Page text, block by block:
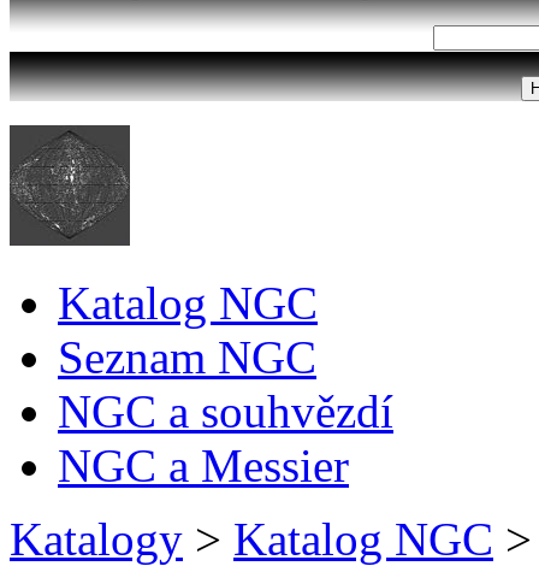
Katalog NGC
Seznam NGC
NGC a souhvězdí
NGC a Messier
Katalogy > Katalog NGC >